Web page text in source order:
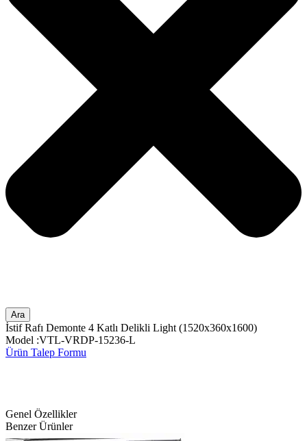
Ara
İstif Rafı Demonte 4 Katlı Delikli Light (1520x360x1600)
Model :VTL-VRDP-15236-L
Ürün Talep Formu
Genel Özellikler
Benzer Ürünler